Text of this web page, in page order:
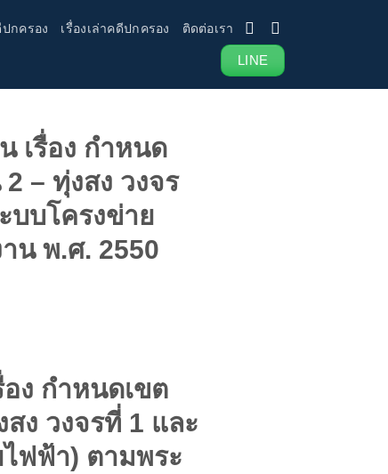
กครอง เรื่องเล่าคดีปกครอง ติดต่อเรา
LINE
เรื่อง กำหนด
– ทุ่งสง วงจร
บบโครงข่าย
น พ.ศ. 2550
ง กำหนดเขต
ง วงจรที่ 1 และ
ฟฟ้า) ตามพระ